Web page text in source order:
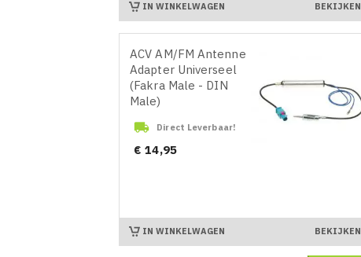
IN WINKELWAGEN BEKIJKEN
ACV AM/FM Antenne
Adapter Universeel
(Fakra Male - DIN
Male)
 Direct Leverbaar!
Prijs
€ 14,95
IN WINKELWAGEN BEKIJKEN